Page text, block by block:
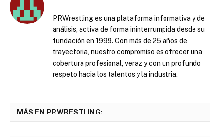
PRWrestling es una plataforma informativa y de
análisis, activa de forma ininterrumpida desde su
fundación en 1999. Con más de 25 años de
trayectoria, nuestro compromiso es ofrecer una
cobertura profesional, veraz y con un profundo
respeto hacia los talentos y la industria.
MÁS EN PRWRESTLING: